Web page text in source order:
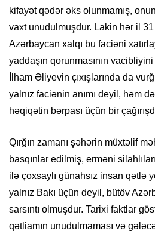
kifayət qədər əks olunmamış,
vaxt unudulmuşdur. Lakin hər il
Azərbaycan xalqı bu faciəni
yaddaşın qorunmasının
İlham Əliyevin çıxışlarında da
yalnız faciənin anımı deyil, həm
həqiqətin bərpası üçün bir
Qırğın zamanı şəhərin müxtəlif
basqınlar edilmiş, erməni
ilə çoxsaylı günahsız insan qətlə
yalnız Bakı üçün deyil, bütöv
sarsıntı olmuşdur. Tarixi faktlar
qətliamın unudulmaması və